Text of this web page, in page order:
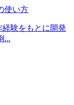
使い方
経験をもとに開発
...